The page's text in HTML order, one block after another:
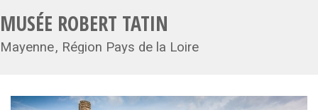
MUSÉE ROBERT TATIN
Mayenne Région Pays de la Loire